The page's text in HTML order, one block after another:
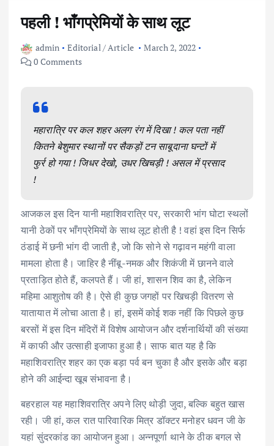
पहली ! भाँगप्रेमियों के साथ लूट
admin Editorial / Article
March 2, 2022
0 Comments
महारात्रि पर कल शहर अलग रंग में दिखा ! कल पता नहीं
कितने बेशुमार स्थानों पर सैकड़ों टन साबूदाना घन्टों में
फुर्र हो गया ! जिधर देखो, उधर खिचड़ी ! असल में प्रसाद
!
आजकल इस दिन यानी महाशिवरात्रि पर, सरकारी भांग घोटा स्थलों
यानी ठेकों पर भाँगप्रेमियों के साथ लूट होती है ! वहां इस दिन सिर्फ
ठंडाई में छनी भांग दी जाती है, जो कि सोने से गढ़ावन महंगी वाला
मामला होता है। जाहिर है नींबू-नमक और शिकंजी में छानने वाले
प्रताड़ित होते हैं, कलपते हैं। जी हां, शासन शिव का है, लेकिन
महिमा आशुतोष की है। ऐसे ही कुछ जगहों पर खिचड़ी वितरण से
यातायात में लोचा आता है। हां, इसमें कोई शक नहीं कि पिछले कुछ
बरसों में इस दिन मंदिरों में विशेष आयोजन और दर्शनार्थियों की संख्या
में काफी और उत्साही इजाफा हुआ है। साफ बात यह है कि
महाशिवरात्रि शहर का एक बड़ा पर्व बन चुका है और इसके और बड़ा
होने की आईन्दा खूब संभावना है।
बहरहाल यह महाशिवरात्रि अपने लिए थोड़ी जुदा, बल्कि बहुत खास
रही। जी हां, कल रात पारिवारिक मित्र डॉक्टर मनोहर धवन जी के
यहां सुंदरकांड का आयोजन हुआ। अन्नपूर्णा थाने के ठीक बगल से